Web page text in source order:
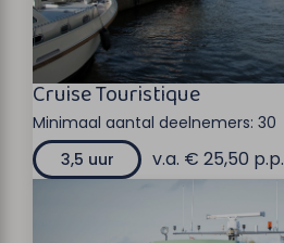
Cruise Touristique
Minimaal aantal deelnemers: 30
3,5 uur
v.a. € 25,50 p.p.